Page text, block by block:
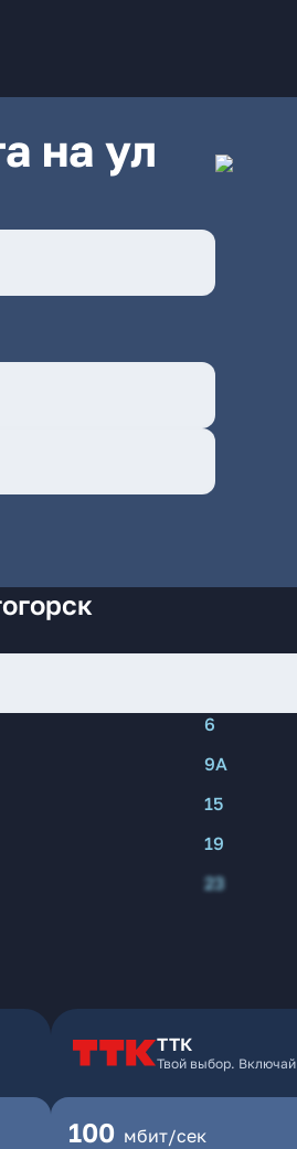
на ул
6
9А
15
19
23
ТТК
Твой выбор. Включай
100 мбит/сек